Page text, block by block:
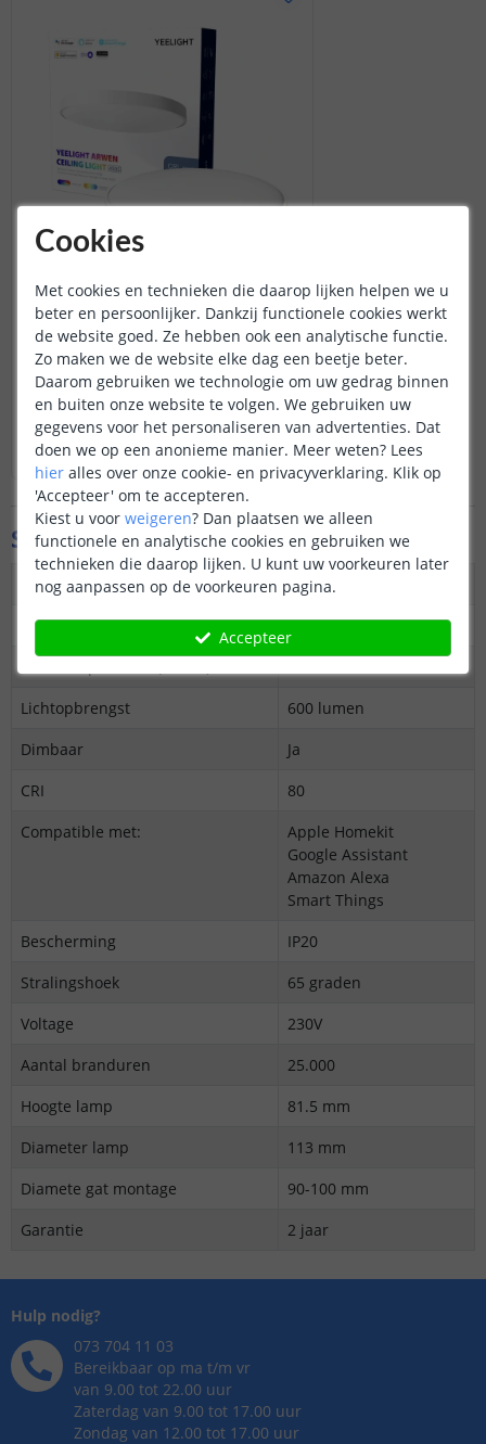
Yeelight - Plafondlamp
50 watt - RGBWW
(1 reviews
OP VOORRAAD 149,99
IN WINKELWAGEN
Specificaties
Maximaal verbruik
8
Kleur
Warm tot koud wit
Lichtopbrengst
600 lumen
Dimbaar
Ja
CRI
80
Compatible met:
Apple Homekit
Google Assistant
Amazon Alexa
Smart Things
Bescherming
IP20
Stralingshoek
65 graden
Voltage
230V
Aantal branduren
25.000
Hoogte lamp
81.5 mm
Diameter lamp
113 mm
Diamete gat montage
90-100 mm
Garantie
2 jaar
Hulp nodig?
073 704 11 03
Bereikbaar op ma t/m vr
van 9.00 tot 22.00 uur
Zaterdag van 9.00 tot 17.00 uur
Zondag van 12.00 tot 17.00 uur
Cookies
Met cookies en technieken die daarop lijken helpen we u
beter en persoonlijker. Dankzij functionele cookies werkt
de website goed. Ze hebben ook een analytische functie.
Zo maken we de website elke dag een beetje beter.
Daarom gebruiken we technologie om uw gedrag binnen
en buiten onze website te volgen. We gebruiken uw
gegevens voor het personaliseren van advertenties. Dat
doen we op een anonieme manier. Meer weten? Lees
hier alles over onze cookie- en privacyverklaring. Klik op
'Accepteer' om te accepteren.
Kiest u voor weigeren? Dan plaatsen we alleen
functionele en analytische cookies en gebruiken we
technieken die daarop lijken. U kunt uw voorkeuren later
nog aanpassen op de voorkeuren pagina.
Accepteer